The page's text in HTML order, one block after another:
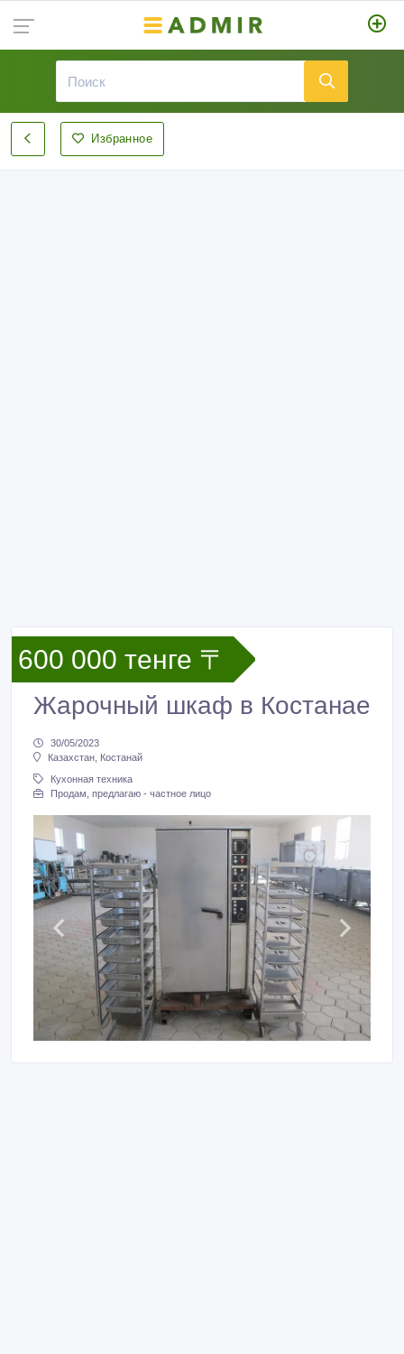
Избранное
600 000 тенге 〒
Жарочный шкаф в Костанае
30/05/2023
Казахстан, Костанай
Кухонная техника
Продам, предлагаю - частное лицо